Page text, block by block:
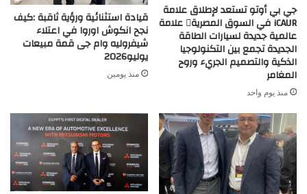
جي بي أوتو تستعد لإطلاق علامة
iCAUR في السوق المصرية علامة
عالمية جديدة لسيارات الطاقة
الجديدة تجمع بين التكنولوجيا
الذكية والتصميم الجريء وروح
المغامر
منذ يوم واحد
قيادة استثنائية ورؤية ثاقبة :كيف
نجح انكوش اوروا في اعتلاء
شيفروليه وام جى قمة مبيعات
يوليو2026
منذ يومين